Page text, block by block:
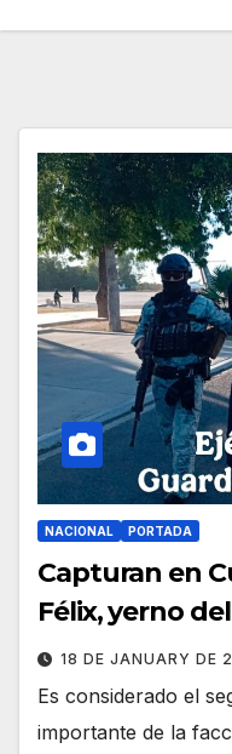
NACIONAL PORTADA
Capturan en
Félix, yerno
18 DE JANUARY DE
Es considerado el
importante de la